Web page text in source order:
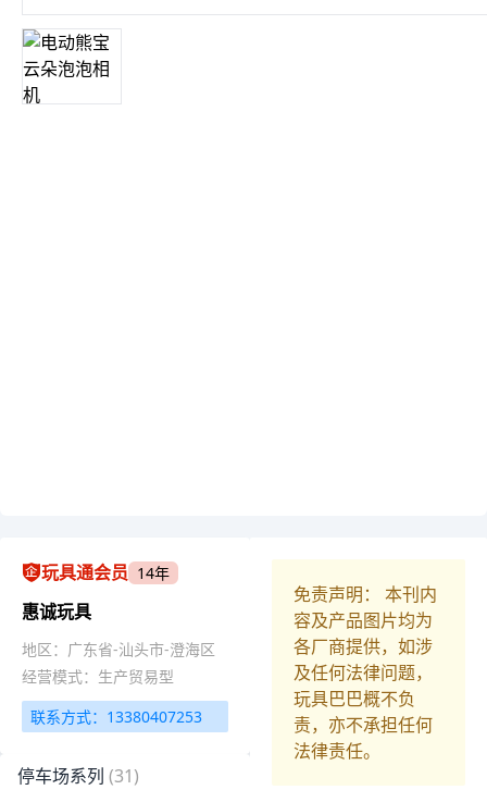
玩具通会员 14年
惠诚玩具
地区：广东省-汕头市-澄海区
经营模式：生产贸易型
联系方式：13380407253
停车场系列 (31)
免责声明： 本刊内
容及产品图片均为
各厂商提供，如涉
及任何法律问题，
玩具巴巴概不负
责，亦不承担任何
法律责任。